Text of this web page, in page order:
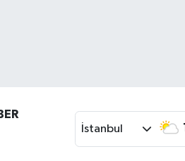
İstanbul